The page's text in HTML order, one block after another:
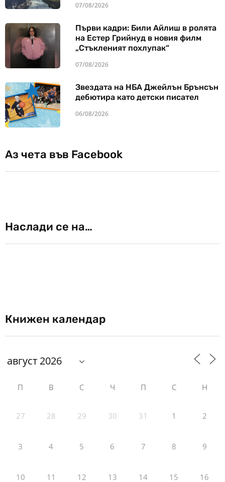
07/08/2026
Първи кадри: Били Айлиш в ролята
на Естер Грийнуд в новия филм
„Стъкленият похлупак“
07/08/2026
Звездата на НБА Джейлън Брънсън
дебютира като детски писател
06/08/2026
Аз чета във Facebook
Наслади се на…
Книжен календар
П В С Ч П С Н
27 28 29 30 31 1 2
3 4 5 6 7 8 9
10 11 12 13 14 15 16